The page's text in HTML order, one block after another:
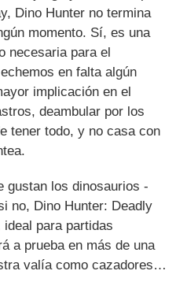
Dino Hunter no termina
momento. Sí, es una
necesaria para el
en falta algún
implicación en el
deambular por los
tener todo, y no casa con
gustan los dinosaurios -
no, Dino Hunter: Deadly
para partidas
a prueba en más de una
valía como cazadores…